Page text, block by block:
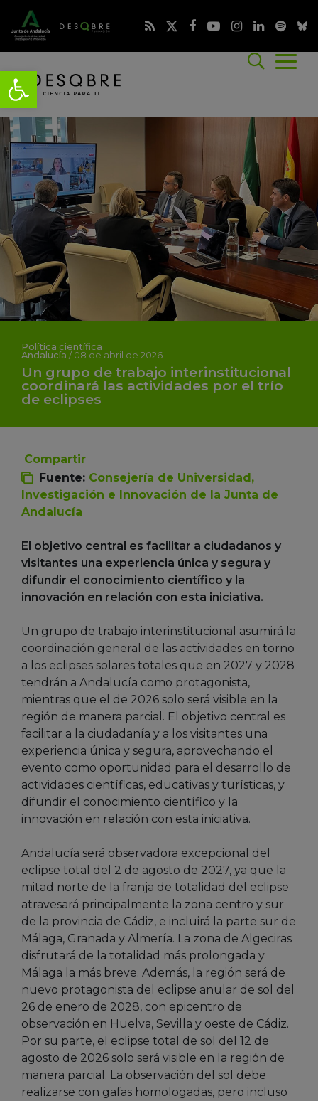
Política científica
Andalucía / 08 de abril de 2026
Un grupo de trabajo interinstitucional
coordinará las actividades por el trío
de eclipses
Compartir
Fuente: Consejería de Universidad,
Investigación e Innovación de la Junta de
Andalucía
El objetivo central es facilitar a ciudadanos y
visitantes una experiencia única y segura y
difundir el conocimiento científico y la
innovación en relación con esta iniciativa.
Un grupo de trabajo interinstitucional asumirá la
coordinación general de las actividades en torno
a los eclipses solares totales que en 2027 y 2028
tendrán a Andalucía como protagonista,
mientras que el de 2026 solo será visible en la
región de manera parcial. El objetivo central es
facilitar a la ciudadanía y a los visitantes una
experiencia única y segura, aprovechando el
evento como oportunidad para el desarrollo de
actividades científicas, educativas y turísticas, y
difundir el conocimiento científico y la
innovación en relación con esta iniciativa.
Andalucía será observadora excepcional del
eclipse total del 2 de agosto de 2027, ya que la
mitad norte de la franja de totalidad del eclipse
atravesará principalmente la zona centro y sur
de la provincia de Cádiz, e incluirá la parte sur de
Málaga, Granada y Almería. La zona de Algeciras
disfrutará de la totalidad más prolongada y
Málaga la más breve. Además, la región será de
nuevo protagonista del eclipse anular de sol del
26 de enero de 2028, con epicentro de
observación en Huelva, Sevilla y oeste de Cádiz.
Por su parte, el eclipse total de sol del 12 de
agosto de 2026 solo será visible en la región de
manera parcial. La observación del sol debe
realizarse con gafas homologadas, pero incluso